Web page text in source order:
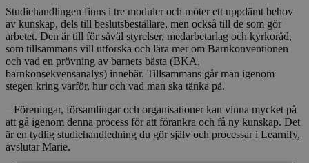
Studiehandlingen finns i tre moduler och möter ett uppdämt behov
av kunskap, dels till beslutsbeställare, men också till de som gör
arbetet. Den är till för såväl styrelser, medarbetarlag och kyrkoråd,
som tillsammans vill utforska och lära mer om Barnkonventionen
och vad en prövning av barnets bästa (BKA,
barnkonsekvensanalys) innebär. Tillsammans går man igenom
stegen kring varför, hur och vad man ska tänka på.
– Föreningar, församlingar och organisationer kan vinna mycket på
att gå igenom denna process för att förankra och få ny kunskap. Det
är en tydlig studiehandledning du gör själv och processar i Learnify,
avslutar Marie.